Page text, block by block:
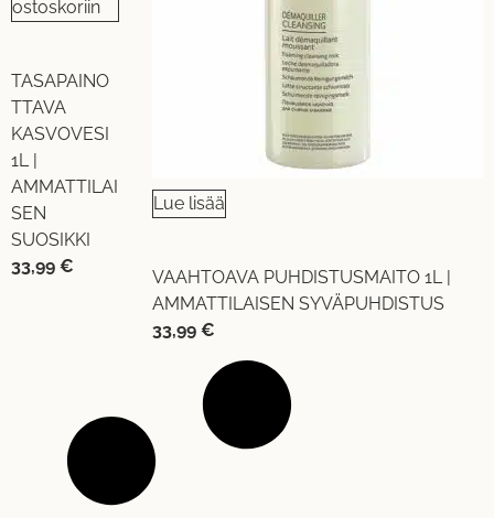
ostoskoriin
TASAPAINO
TTAVA
KASVOVESI
1L |
AMMATTILAI
SEN
SUOSIKKI
33,99 €
Lue lisää
VAAHTOAVA PUHDISTUSMAITO 1L |
AMMATTILAISEN SYVÄPUHDISTUS
33,99 €